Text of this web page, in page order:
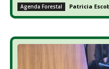
Agenda Forestal Patricia